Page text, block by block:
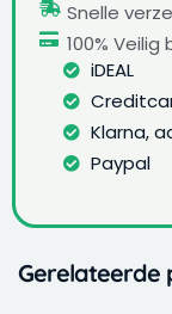
Snelle
100%
iDEAL
Klarna,
Paypal
Gerelateerde